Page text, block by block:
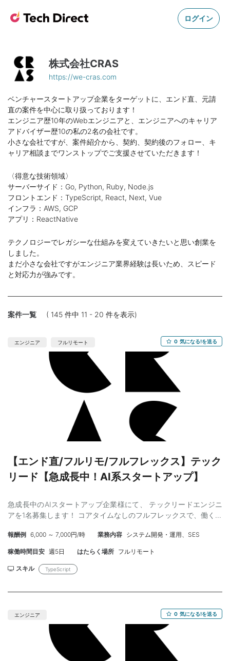
ログイン
株式会社CRAS
https://we-cras.com
ベンチャースタートアップ企業をターゲットに、エンド直、元請
直の案件を中心に取り扱っております！
エンジニア歴10年のWebエンジニアと、エンジニアへのキャリア
アドバイザー歴10の私の2名の会社です。
小さな会社ですが、案件紹介から、契約、契約後のフォロー、キ
ャリア相談までワンストップでご支援させていただきます！
〈得意な技術領域〉
サーバーサイド：Go, Python, Ruby, Node.js
フロントエンド：TypeScript, React, Next, Vue
インフラ：AWS, GCP
アプリ：ReactNative
テクノロジーでレガシーな仕組みを変えていきたいと思い創業を
しました。
まだ小さな会社ですがエンジニア業界経験は長いため、スピード
と対応力が強みです。
案件一覧 ( 145 件中 11 - 20 件を表示)
エンジニア フルリモート 0 気になる!を送る
【エンド直/フルリモ/フルフレックス】テック
リード【急成長中！AI系スタートアップ】
急成長中のAIスタートアップ企業様にて、 テックリードエンジニ
アを1名募集します！ コアタイムなしのフルフレックスで、働く時
ンドいずれかの領域でリード経験をお持ちの方、 ぜひご応募くだ
さい。 【対象となるプロダクト】 AIを用いたメーカー・プラント
フトウェア） 【技術スタック】 言語: Python, TypeScript フレー
など） 3Dライブラリ: Babylon.js ツール: GitHub, Linear, Notion,
用、チームリードまで一貫して対応いただきます。
React/TypeScriptでの3Dモデルビューア・エディタ機能の設計・
開発 Python/GCPを用いたAPIおよびバックエンド基盤の構築
ML/AIモデルを本番環境へ統合するためのMLOps開発・運用 アー
キテクチャ選定・プロトタイピング コードレビュー CI/CD改善
報酬例 6,000 ～ 7,000円/時 業務内容 システム開発・運用、SES
稼働時間目安 週5日 はたらく場所 フルリモート
スキル TypeScript
エンジニア 0 気になる!を送る